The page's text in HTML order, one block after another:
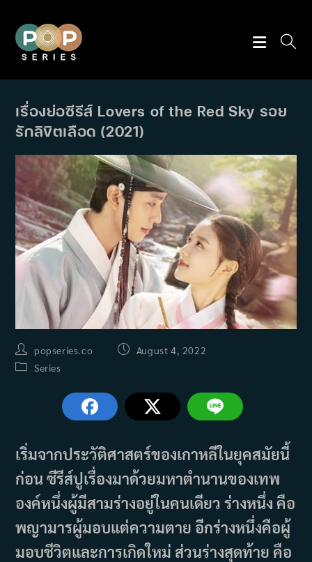
content
เรื่องย่อซีรีส์ Lovers of the Red Sky รอย
รักลิขิตเลือด (2021)
Post
author:
popseries.co
PostAugust 4, 2022
PostSeries
เริ่มจากประวัติศาสตร์ของเกาหลีในยุคสมัยนี้
ก่อน ซีรีส์ปูเรื่องมาด้วยมหาตำนานของเทพ
องค์หนึ่งผู้มีสามร่างอยู่ในคนเดียว ร่างหนึ่ง คือ
พญามารผู้มอบแต่ความตาย อีกร่างหนึ่งคือผู้
มอบชีวิตและการเกิดใหม่ ส่วนร่างสุดท้าย คือ